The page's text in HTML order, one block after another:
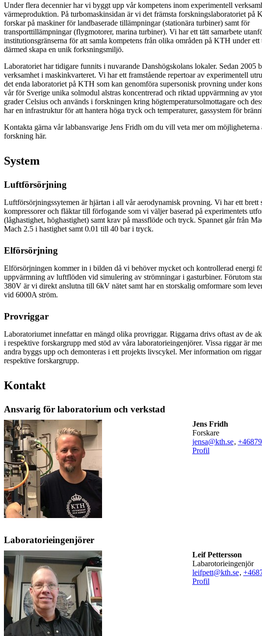
Under flera decennier har vi byggt upp vår kompetens inom experimentell
värmeproduktion. På turbomaskinsidan är vi det främsta forskningslaboratoriet på
forskar på maskiner för landbaserade tillämpningar (stationära turbiner) samt för
transporttillämpningar (flygmotorer, marina turbiner). Vi har ett tätt samarbete
institutionsgränserna för att samla kompetens från olika områden på KTH under ett
därmed skapa en unik forksningsmiljö.
Laboratoriet har tidigare funnits i nuvarande Danshögskolans lokaler. Sedan 2005
verksamhet i maskinkvarteret. Vi har ett framstående repertoar av experimentell
det enda laboratoriet på KTH som kan genomföra supersonisk provning under
vår för Sverige unika solmodul alstras koncentrerad och riktad uppvärmning av
grader Celsius och används i forskningen kring högtemperatursolmottagare och
har en infrastruktur för att hantera höga tryck och temperaturer, gassystem för
Kontakta gärna vår labbansvarige Jens Fridh om du vill veta mer om möjligheterna
forskning här.
System
Luftförsörjning
Luftförsörjningssytemen är hjärtan i all vår aerodynamisk provning. Vi har ett brett
kompressorer och fläktar till förfogande som vi väljer baserad på experimentets
(låghastighet, höghastighet) samt krav på massflöde och tryck. Spannet går från
Mach 2.5 i hastighet samt 0.01 till 40 bar i tryck.
Elförsörjning
Elförsörjningen kommer in i bilden då vi behöver mycket och kontrollerad energi
uppvärmning av luftflöden vid simulering av strömningar i gasturbiner. Förutom
380V är vi direkt anslutna till 6kV nätet samt har en storskalig omformare som
vid 6000A ström.
Provriggar
Laboratoriumet innefattar en mängd olika provriggar. Riggarna drivs oftast av de
i respektive forskargrupp med stöd av våra laboratorieingenjörer. Vissa riggar är
andra byggs upp och demonteras i ett projekts livscykel. Mer information om
respektive forskargrupp.
Kontakt
Ansvarig för laboratorium och verkstad
Jens Fridh
forskare
jensa@kth.se,
Profil
Laboratorieingenjörer
Leif Pettersson
labarotorieingenjör
leifpett@kth.se,
Profil